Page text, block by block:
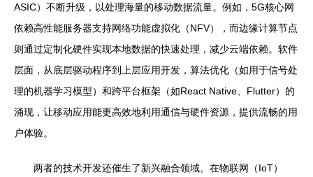
ASIC）不断升级，以处理海量的移动数据流量。例如，5G核心网
依赖高性能服务器支持网络功能虚拟化（NFV），而边缘计算节点
则通过定制化硬件实现本地数据的快速处理，减少云端依赖。软件
层面，从底层驱动程序到上层应用开发，算法优化（如用于信号处
理的机器学习模型）和跨平台框架（如React Native、Flutter）的
涌现，让移动应用能更高效地利用通信与硬件资源，提供流畅的用
户体验。
两者的技术开发还催生了新兴融合领域。在物联网（IoT）